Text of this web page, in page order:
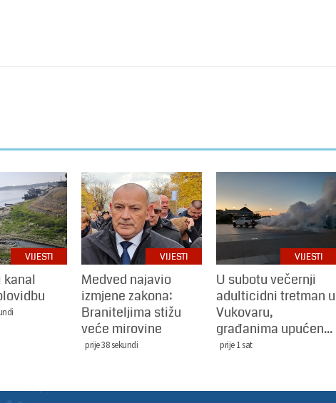
VIJESTI
kanal
VIJESTI
Medved najavio
izmjene zakona:
Braniteljima stižu
veće mirovine
prije 38 sekundi
VIJESTI
U subotu večernji
adulticidni tretman u
Vukovaru,
građanima upućen...
prije 1 sat